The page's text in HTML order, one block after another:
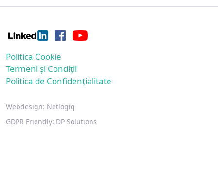
Politica Cookie
Termeni și Condiții
Politica de Confidențialitate
Webdesign: Netlogiq
GDPR Friendly: DP Solutions